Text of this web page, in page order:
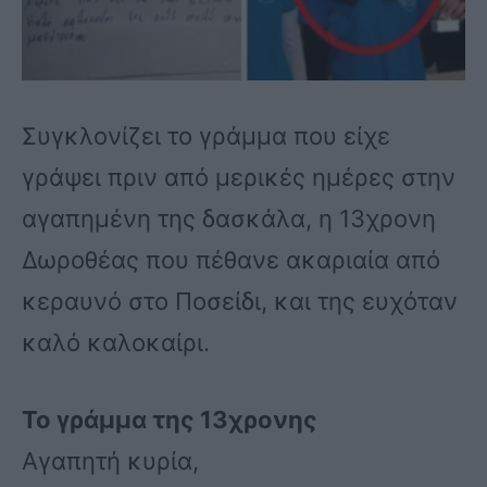
Συγκλονίζει το γράμμα που είχε
γράψει πριν από μερικές ημέρες στην
αγαπημένη της δασκάλα, η 13χρονη
Δωροθέας που πέθανε ακαριαία από
κεραυνό στο Ποσείδι, και της ευχόταν
καλό καλοκαίρι.
Το γράμμα της 13χρονης
Αγαπητή κυρία,